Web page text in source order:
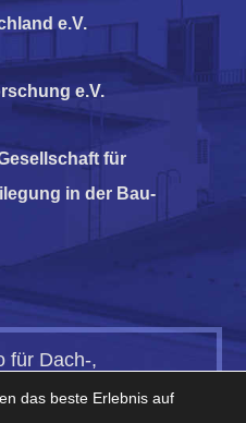
e.V.
e.V.
für
in der Bau-
für Dach-,
Herzberg ·
das beste Erlebnis auf